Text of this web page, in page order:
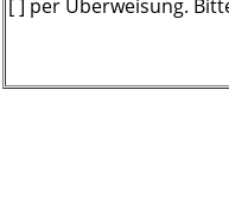
[ ] per Überweisung.